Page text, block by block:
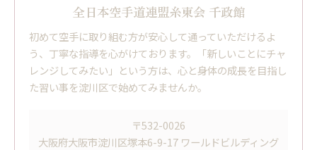
全日本空手道連盟糸東会 千政館
初めて空手に取り組む方が安心して通っていただけるよ
う、丁寧な指導を心がけております。「新しいことにチャ
レンジしてみたい」という方は、心と身体の成長を目指し
た習い事を淀川区で始めてみませんか。
〒532-0026
大阪府大阪市淀川区塚本6-9-17 ワールドビルディング